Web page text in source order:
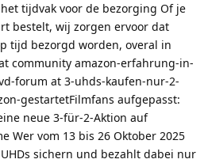
tijdvak voor de bezorging Of je
bestelt, wij zorgen ervoor dat
tijd bezorgd worden, overal in
community amazon-erfahrung-in-
forum at 3-uhds-kaufen-nur-2-
gestartetFilmfans aufgepasst:
neue 3-für-2-Aktion auf
Wer vom 13 bis 26 Oktober 2025
sichern und bezahlt dabei nur